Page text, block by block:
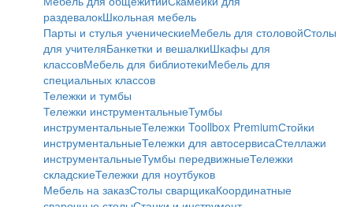
раздевалокШкольная мебель
Парты и стулья ученическиеМебель для столовойСтолы
для учителяБанкетки и вешалкиШкафы для
классовМебель для библиотекиМебель для
специальных классов
Тележки и тумбы
Тележки инструментальныеТумбы
инструментальныеТележки Toollbox PremiumСтойки
инструментальныеТележки для автосервисаСтеллажи
инструментальныеТумбы передвижныеТележки
складскиеТележки для ноутбуков
Мебель на заказСтолы сварщикаКоординатные